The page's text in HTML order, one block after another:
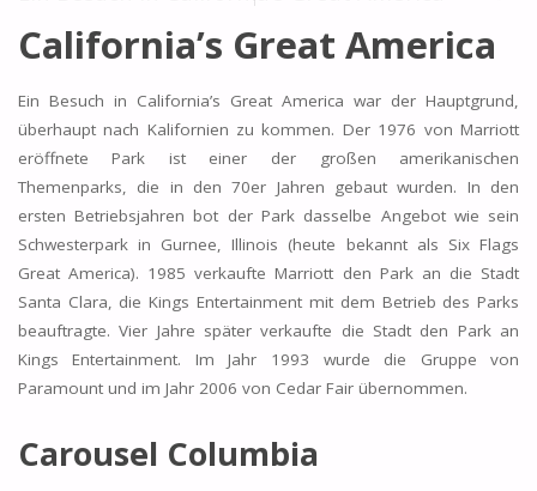
California’s Great America
Ein Besuch in California’s Great America war der Hauptgrund,
überhaupt nach Kalifornien zu kommen. Der 1976 von Marriott
eröffnete Park ist einer der großen amerikanischen
Themenparks, die in den 70er Jahren gebaut wurden. In den
ersten Betriebsjahren bot der Park dasselbe Angebot wie sein
Schwesterpark in Gurnee, Illinois (heute bekannt als Six Flags
Great America). 1985 verkaufte Marriott den Park an die Stadt
Santa Clara, die Kings Entertainment mit dem Betrieb des Parks
beauftragte. Vier Jahre später verkaufte die Stadt den Park an
Kings Entertainment. Im Jahr 1993 wurde die Gruppe von
Paramount und im Jahr 2006 von Cedar Fair übernommen.
Carousel Columbia